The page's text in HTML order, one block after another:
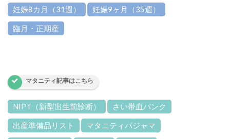
妊娠8カ月（31週） 妊娠9ヶ月（35週）
臨月・正期産
マタニティ記事はこちら
NIPT（新型出生前診断） さい帯血バンク
出産準備品リスト マタニティパジャマ